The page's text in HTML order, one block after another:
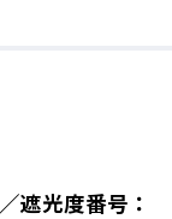
遮光度番号：